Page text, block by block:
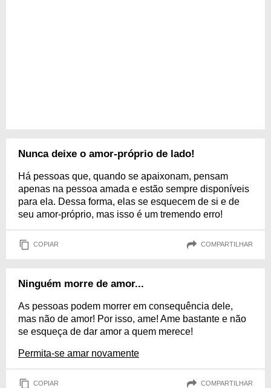
Nunca deixe o amor-próprio de lado!
Há pessoas que, quando se apaixonam, pensam
apenas na pessoa amada e estão sempre disponíveis
para ela. Dessa forma, elas se esquecem de si e de
seu amor-próprio, mas isso é um tremendo erro!
COPIAR COMPARTILHAR
Ninguém morre de amor...
As pessoas podem morrer em consequência dele,
mas não de amor! Por isso, ame! Ame bastante e não
se esqueça de dar amor a quem merece!
Permita-se amar novamente
COPIAR COMPARTILHAR